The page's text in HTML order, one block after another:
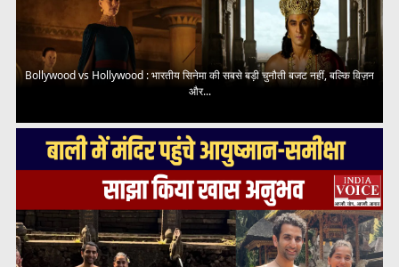
Bollywood vs Hollywood : भारतीय सिनेमा की सबसे बड़ी चुनौती बजट नहीं, बल्कि विज़न
और...